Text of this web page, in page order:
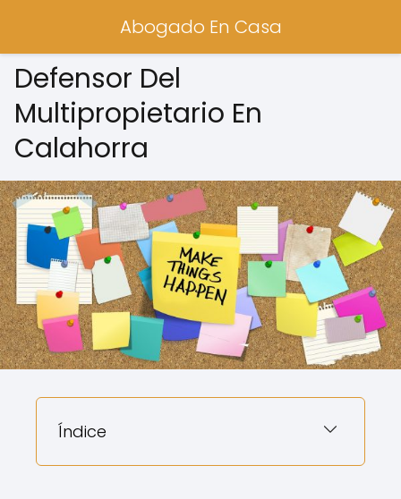
Abogado En Casa
Defensor Del
Multipropietario En
Calahorra
Índice